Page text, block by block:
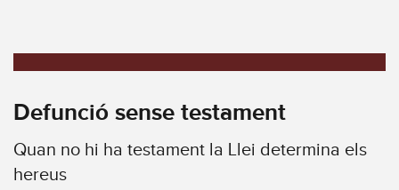
Defunció sense testament
Quan no hi ha testament la Llei determina els
hereus